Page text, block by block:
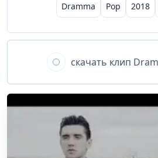
Dramma Pop 2018
скачать клип